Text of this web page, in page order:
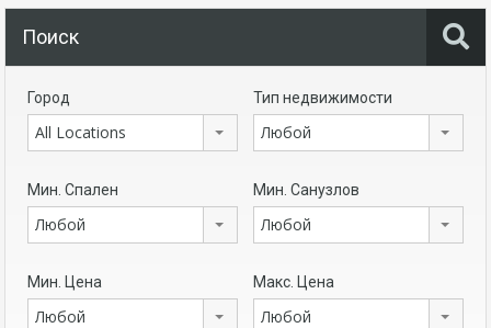
Поиск
Город
All Locations
Тип недвижимости
Любой
Мин. Спален
Любой
Мин. Санузлов
Любой
Мин. Цена
Любой
Макс. Цена
Любой